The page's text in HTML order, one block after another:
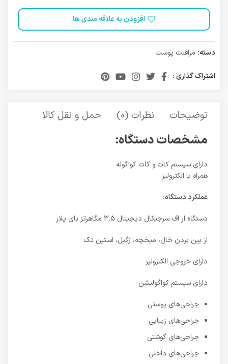
افزودن به علاقه مندی ها
دسته: مراقبت پوست
اشتراک گذاری :
توضیحات نظرات (0) حمل و نقل کالا
مشخصات دستگاه:
داراي سيستم كات و كات كواگوله
همراه با الكتروليز
عملکرد دستگاه:
دستگاه ار اف سرجيكال ديجيتال 3.5 مگاهرتز بای پلار
از بین بردن خال، میخچه، زگیل، استین تک
دارای خروجی الکترولیز
دارای سیستم کواگولیشن
جراحی‌های پوستی
جراحی‌های زیبایی
جراحی‌های گوشتی
جراحی‌های داخلی